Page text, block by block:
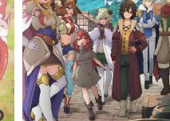
남매4